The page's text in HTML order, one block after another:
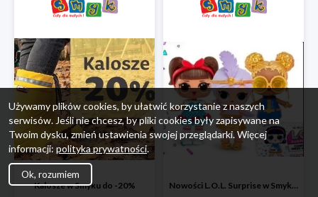
Kalosze w Smyku do -20% Nowości L.O.L. Surprise w Smyku do -45%
Używamy plików cookies, by ułatwić korzystanie z naszych
serwisów. Jeśli nie chcesz, by pliki cookies były zapisywane na
Twoim dysku, zmień ustawienia swojej przeglądarki. Więcej
informacji: polityka prywatności.
Ok, rozumiem